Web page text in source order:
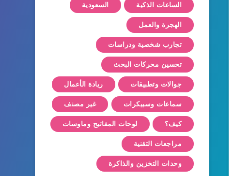
الساعات الذكية السعودية
الهجرة والعمل
تجارب شخصية ودراسات
تحسين محركات البحث
جوالات وتطبيقات ريادة الأعمال
سماعات وسبيكرات غير مصنف
كيف؟ لوحات المفاتيح وماوسات
مراجعات التقنية
وحدات التخزين والذاكرة